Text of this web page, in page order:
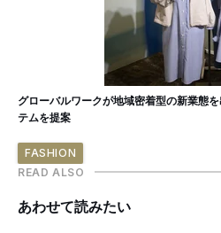
グローバルワークが地域密着型の新業態
テムを提案
FASHION
READ ALSO
あわせて読みたい